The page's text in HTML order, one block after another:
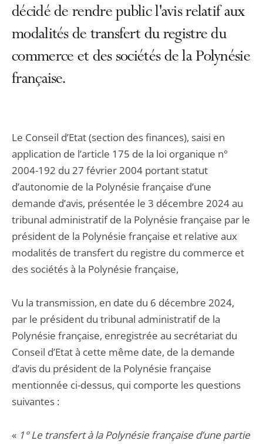
décidé de rendre public l'avis relatif aux
modalités de transfert du registre du
commerce et des sociétés de la Polynésie
française.
Le Conseil d’Etat (section des finances), saisi en
application de l’article 175 de la loi organique n°
2004-192 du 27 février 2004 portant statut
d’autonomie de la Polynésie française d’une
demande d’avis, présentée le 3 décembre 2024 au
tribunal administratif de la Polynésie française par le
président de la Polynésie française et relative aux
modalités de transfert du registre du commerce et
des sociétés à la Polynésie française,
Vu la transmission, en date du 6 décembre 2024,
par le président du tribunal administratif de la
Polynésie française, enregistrée au secrétariat du
Conseil d’Etat à cette même date, de la demande
d’avis du président de la Polynésie française
mentionnée ci-dessus, qui comporte les questions
suivantes :
« 1° Le transfert à la Polynésie française d’une partie